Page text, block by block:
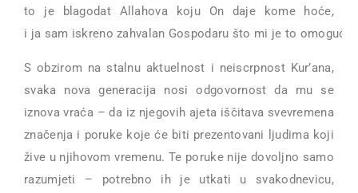
to je blagodat Allahova koju On daje kome hoće,
i ja sam iskreno zahvalan Gospodaru što mi je to
S obzirom na stalnu aktuelnost i neiscrpnost Kur’ana,
svaka nova generacija nosi odgovornost da mu se
iznova vraća – da iz njegovih ajeta iščitava svevremena
značenja i poruke koje će biti prezentovani ljudima koji
žive u njihovom vremenu. Te poruke nije dovoljno samo
razumjeti – potrebno ih je utkati u svakodnevicu,